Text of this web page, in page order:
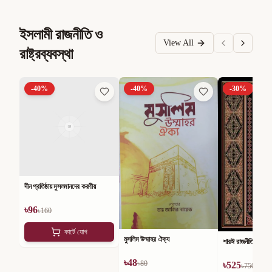
ইসলামী রাজনীতি ও
রাষ্ট্রব্যবস্থা
View All
-40%
দীন প্রতিষ্ঠায় মুসলমানদের করণীয়
৳96৳160
কার্টে যোগ
-40%
মুসলিম উম্মাহর ঐক্য
৳48৳80
-30%
শারঈ রাজনীতি
৳525৳750